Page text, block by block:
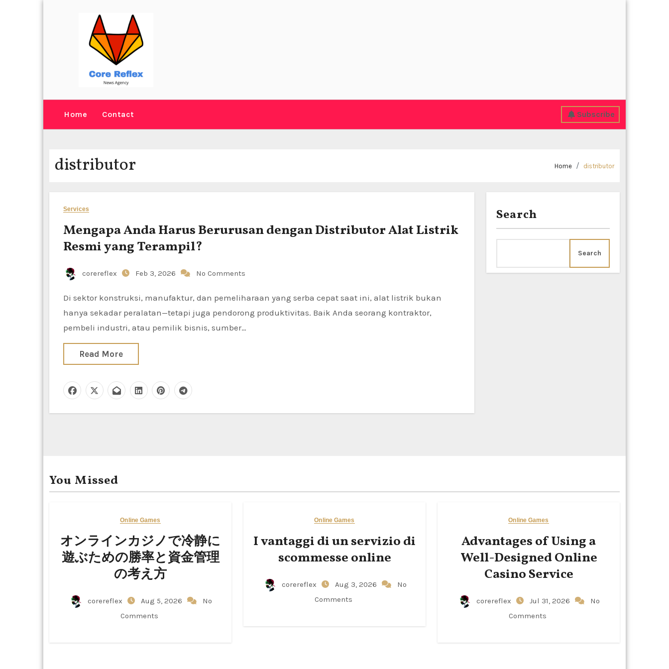
Home Contact Subscribe
distributor Home distributor
Services
Mengapa Anda Harus Berurusan dengan Distributor Alat Listrik
Resmi yang Terampil?
corereflex Feb 3, 2026 No Comments
Di sektor konstruksi, manufaktur, dan pemeliharaan yang serba cepat saat ini, alat listrik bukan
hanya sekadar peralatan—tetapi juga pendorong produktivitas. Baik Anda seorang kontraktor,
pembeli industri, atau pemilik bisnis, sumber…
Read More
Search
Search
You Missed
Online Games
オンラインカジノで冷静に
遊ぶための勝率と資金管理
の考え方
corereflex Aug 5, 2026
No
Comments
Online Games
I vantaggi di un servizio di
scommesse online
corereflex Aug 3, 2026
No
Comments
Online Games
Advantages of Using a
Well-Designed Online
Casino Service
corereflex Jul 31, 2026
No
Comments